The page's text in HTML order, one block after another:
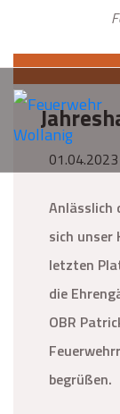
01.04.2023
Anlässlich
sich unser
letzten
die
OBR
begrüßen.